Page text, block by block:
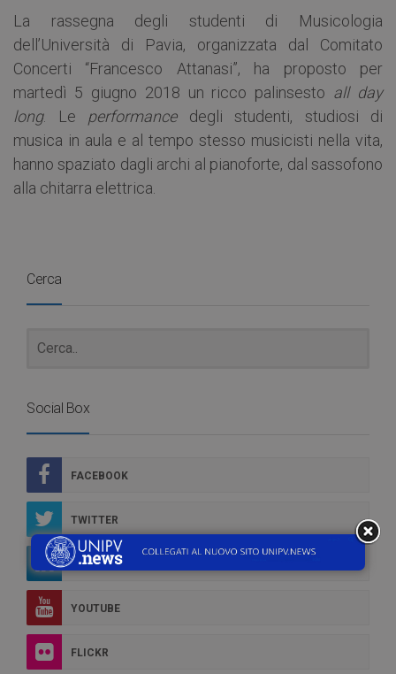
La rassegna degli studenti di Musicologia
dell’Università di Pavia, organizzata dal Comitato
Concerti “Francesco Attanasi”, ha proposto per
martedì 5 giugno 2018 un ricco palinsesto all day
long. Le performancedegli studenti, studiosi di
musica in aula e al tempo stesso musicisti nella vita,
hanno spaziato dagli archi al pianoforte, dal sassofono
alla chitarra elettrica.
Cerca
Social Box
FACEBOOK
TWITTER
LINKEDIN
YOUTUBE
FLICKR